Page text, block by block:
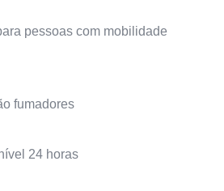
pessoas com mobilidade
fumadores
24 horas